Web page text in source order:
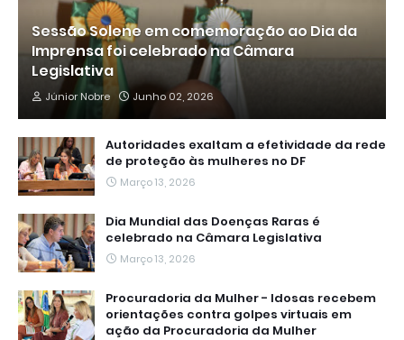
Sessão Solene em comemoração ao Dia da
Imprensa foi celebrado na Câmara
Legislativa
Júnior Nobre Junho 02, 2026
Autoridades exaltam a efetividade da rede
de proteção às mulheres no DF
Março 13, 2026
Dia Mundial das Doenças Raras é
celebrado na Câmara Legislativa
Março 13, 2026
Procuradoria da Mulher - Idosas recebem
orientações contra golpes virtuais em
ação da Procuradoria da Mulher